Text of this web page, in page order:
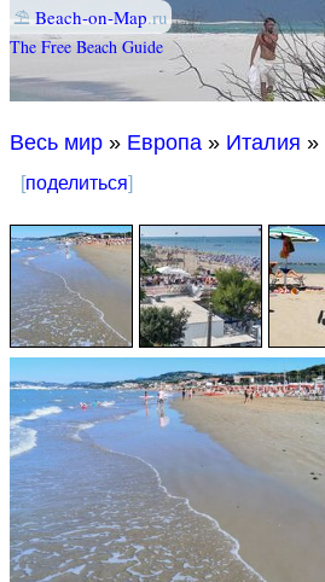
⛱ Beach-on-Map.ru
The Free Beach Guide
Весь мир » Европа » Италия »
[поделиться]